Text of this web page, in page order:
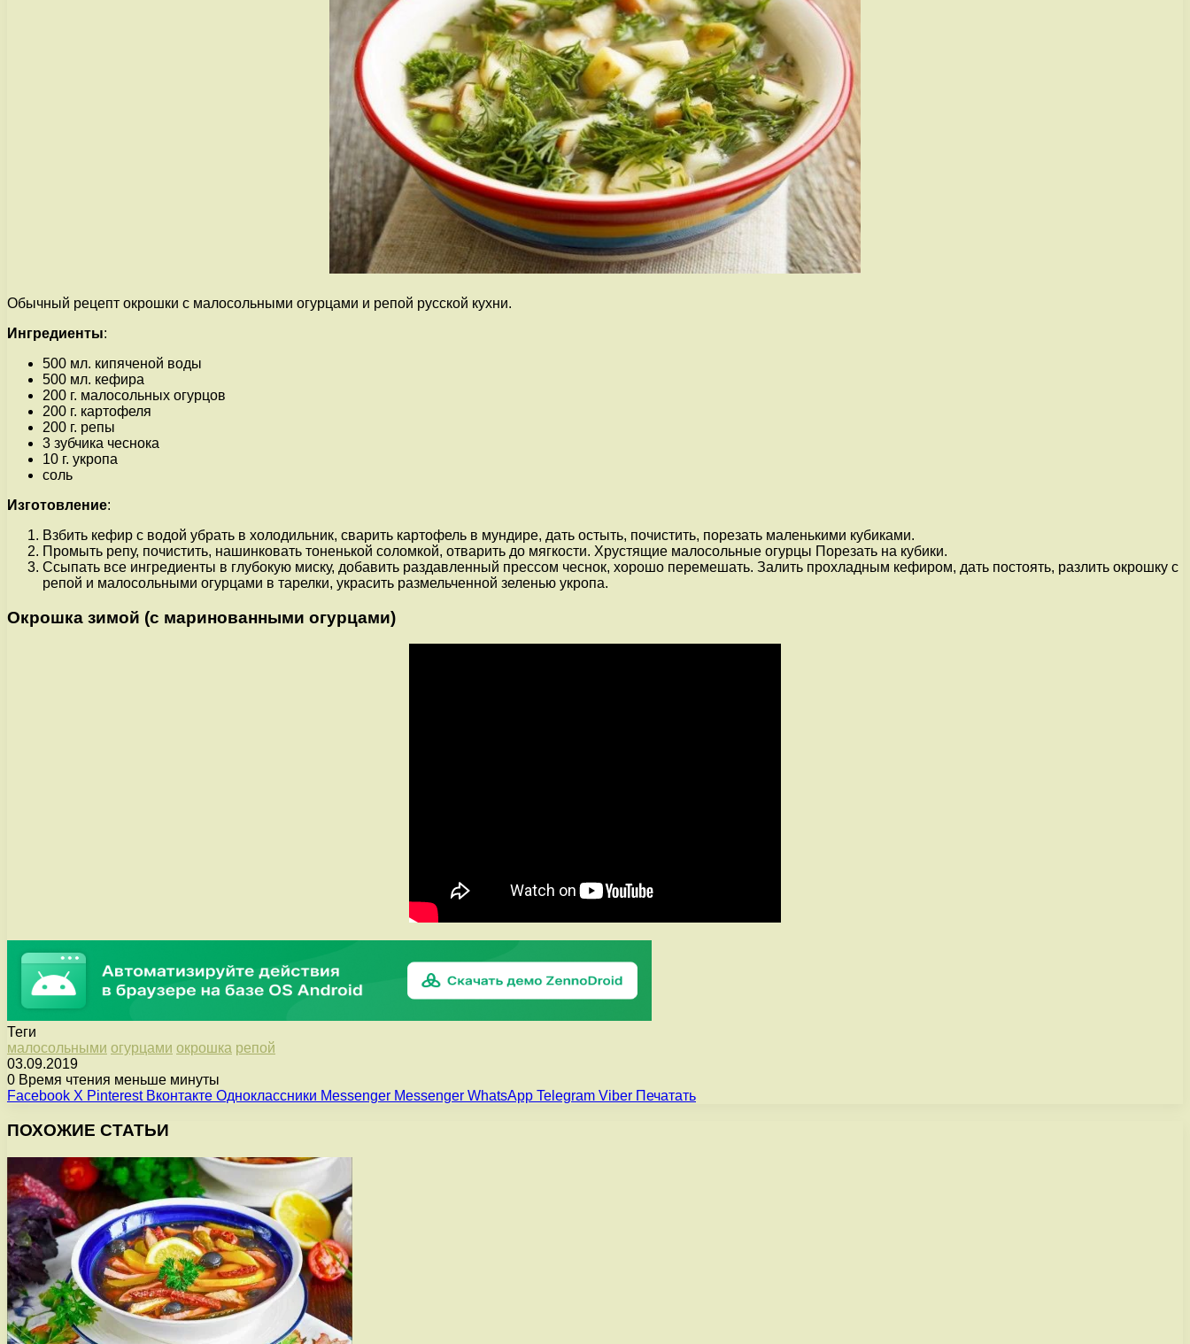
Обычный рецепт окрошки с малосольными огурцами и репой русской кухни.
Ингредиенты:
500 мл. кипяченой воды
500 мл. кефира
200 г. малосольных огурцов
200 г. картофеля
200 г. репы
3 зубчика чеснока
10 г. укропа
соль
Изготовление:
Взбить кефир с водой убрать в холодильник, сварить картофель в мундире, дать остыть, почистить, порезать маленькими кубиками.
Промыть репу, почистить, нашинковать тоненькой соломкой, отварить до мягкости. Хрустящие малосольные огурцы Порезать на кубики.
Ссыпать все ингредиенты в глубокую миску, добавить раздавленный прессом чеснок, хорошо перемешать. Залить прохладным кефиром, дать постоять, разлить окрошку с
репой и малосольными огурцами в тарелки, украсить размельченной зеленью укропа.
Окрошка зимой (с маринованными огурцами)
Теги
малосольными огурцами окрошка репой
03.09.2019
0 Время чтения меньше минуты
Facebook X Pinterest Вконтакте Одноклассники Messenger Messenger WhatsApp Telegram Viber Печатать
ПОХОЖИЕ СТАТЬИ